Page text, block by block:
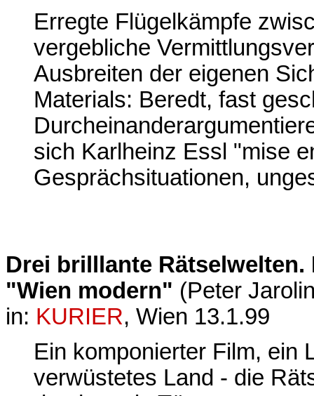
Erregte Flügelkämpfe
vergebliche
Ausbreiten der eigenen
Materials: Beredt, fast
sich Karlheinz Essl "mise
Gesprächsituationen,
Drei brilllante
"Wien modern" (Peter
in: KURIER, Wien 13.1.99
Ein komponierter Film, ein
verwüstetes Land - die